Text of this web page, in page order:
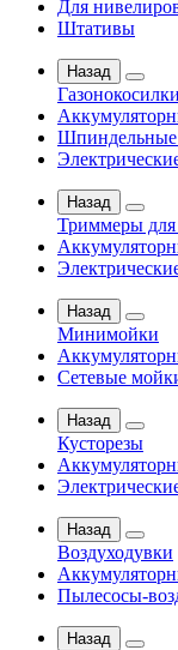
Для
Штативы
Назад
Газонокосилки
Шпиндельные
Назад
Триммеры для
Назад
Минимойки
Сетевые
Назад
Кусторезы
Назад
Воздуходувки
Пылесосы-
Назад